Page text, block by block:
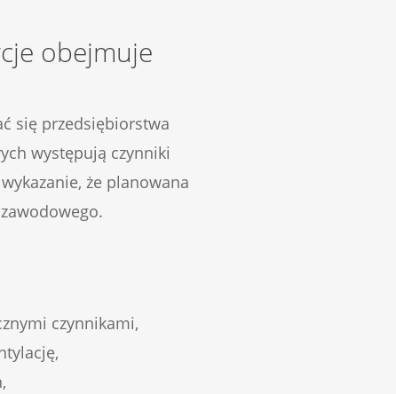
obejmuje
się przedsiębiorstwa
występują czynniki
że planowana
czynnikami,